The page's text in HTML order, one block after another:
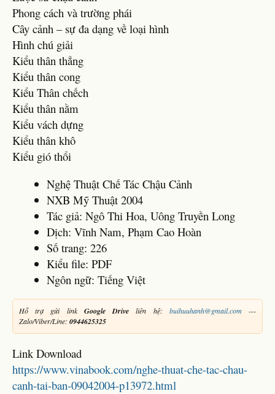
Phong cách và trường phái
Cây cảnh – sự đa dạng về loại hình
Hình chú giải
Kiểu thân thẳng
Kiểu thân cong
Kiểu Thân chếch
Kiểu thân nằm
Kiểu vách dựng
Kiểu thân khô
Kiểu gió thổi
Nghệ Thuật Chế Tác Chậu Cảnh
NXB Mỹ Thuật 2004
Tác giả: Ngô Thi Hoa, Uông Truyền Long
Dịch: Vĩnh Nam, Phạm Cao Hoàn
Số trang: 226
Kiểu file: PDF
Ngôn ngữ: Tiếng Việt
Hỗ trợ gửi link Google Drive liên hệ: buihuuhanh@gmail.com---
Zalo/Viber/Line: 0944625325
Link Download
https://www.vinabook.com/nghe-thuat-che-tac-chau-
canh-tai-ban-09042004-p13972.html